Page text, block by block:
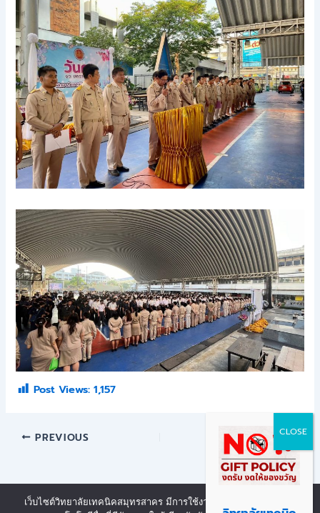
Post Views: 1,157
PREVIOUS NEXT
เว็บไซต์วิทยาลัยเทคนิคสมุทรสาคร มีการใช้งานเทคโนโลยีคุกกี้ หรือ